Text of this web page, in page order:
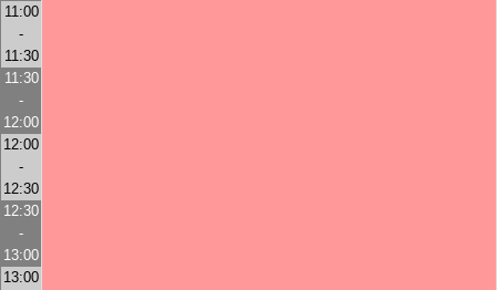
11:00
-
11:30
11:30
-
12:00
12:00
-
12:30
12:30
-
13:00
13:00